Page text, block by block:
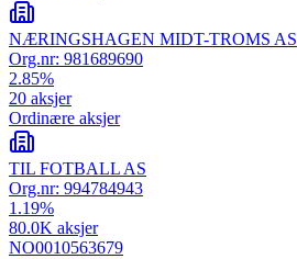
NÆRINGSHAGEN MIDT-TROMS AS
Org.nr: 981689690
2.85%
20 aksjer
Ordinære aksjer
TIL FOTBALL AS
Org.nr: 994784943
1.19%
80.0K aksjer
NO0010563679